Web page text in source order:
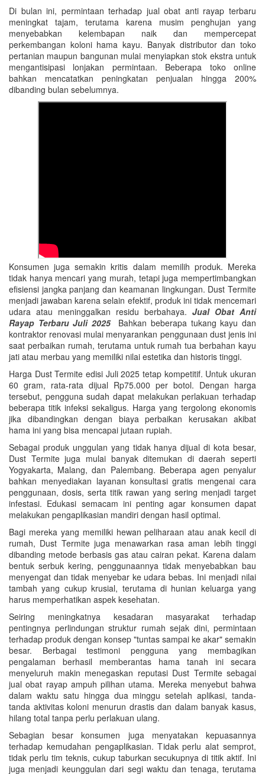
Di bulan ini, permintaan terhadap jual obat anti rayap terbaru
meningkat tajam, terutama karena musim penghujan yang
menyebabkan kelembapan naik dan mempercepat
perkembangan koloni hama kayu. Banyak distributor dan toko
pertanian maupun bangunan mulai menyiapkan stok ekstra untuk
mengantisipasi lonjakan permintaan. Beberapa toko online
bahkan mencatatkan peningkatan penjualan hingga 200%
dibanding bulan sebelumnya.
Konsumen juga semakin kritis dalam memilih produk. Mereka
tidak hanya mencari yang murah, tetapi juga mempertimbangkan
efisiensi jangka panjang dan keamanan lingkungan. Dust Termite
menjadi jawaban karena selain efektif, produk ini tidak mencemari
udara atau meninggalkan residu berbahaya. Jual Obat Anti
Rayap Terbaru Juli 2025Bahkan beberapa tukang kayu dan
kontraktor renovasi mulai menyarankan penggunaan dust jenis ini
saat perbaikan rumah, terutama untuk rumah tua berbahan kayu
jati atau merbau yang memiliki nilai estetika dan historis tinggi.
Harga Dust Termite edisi Juli 2025 tetap kompetitif. Untuk ukuran
60 gram, rata-rata dijual Rp75.000 per botol. Dengan harga
tersebut, pengguna sudah dapat melakukan perlakuan terhadap
beberapa titik infeksi sekaligus. Harga yang tergolong ekonomis
jika dibandingkan dengan biaya perbaikan kerusakan akibat
hama ini yang bisa mencapai jutaan rupiah.
Sebagai produk unggulan yang tidak hanya dijual di kota besar,
Dust Termite juga mulai banyak ditemukan di daerah seperti
Yogyakarta, Malang, dan Palembang. Beberapa agen penyalur
bahkan menyediakan layanan konsultasi gratis mengenai cara
penggunaan, dosis, serta titik rawan yang sering menjadi target
infestasi. Edukasi semacam ini penting agar konsumen dapat
melakukan pengaplikasian mandiri dengan hasil optimal.
Bagi mereka yang memiliki hewan peliharaan atau anak kecil di
rumah, Dust Termite juga menawarkan rasa aman lebih tinggi
dibanding metode berbasis gas atau cairan pekat. Karena dalam
bentuk serbuk kering, penggunaannya tidak menyebabkan bau
menyengat dan tidak menyebar ke udara bebas. Ini menjadi nilai
tambah yang cukup krusial, terutama di hunian keluarga yang
harus memperhatikan aspek kesehatan.
Seiring meningkatnya kesadaran masyarakat terhadap
pentingnya perlindungan struktur rumah sejak dini, permintaan
terhadap produk dengan konsep "tuntas sampai ke akar" semakin
besar. Berbagai testimoni pengguna yang membagikan
pengalaman berhasil memberantas hama tanah ini secara
menyeluruh makin menegaskan reputasi Dust Termite sebagai
jual obat rayap ampuh pilihan utama. Mereka menyebut bahwa
dalam waktu satu hingga dua minggu setelah aplikasi, tanda-
tanda aktivitas koloni menurun drastis dan dalam banyak kasus,
hilang total tanpa perlu perlakuan ulang.
Sebagian besar konsumen juga menyatakan kepuasannya
terhadap kemudahan pengaplikasian. Tidak perlu alat semprot,
tidak perlu tim teknis, cukup taburkan secukupnya di titik aktif. Ini
juga menjadi keunggulan dari segi waktu dan tenaga, terutama